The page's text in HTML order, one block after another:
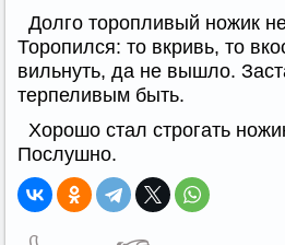
Долго торопливый ножик
Торопился: то вкривь, то
вильнуть, да не вышло.
терпеливым быть.
Хорошо стал строгать
Послушно.